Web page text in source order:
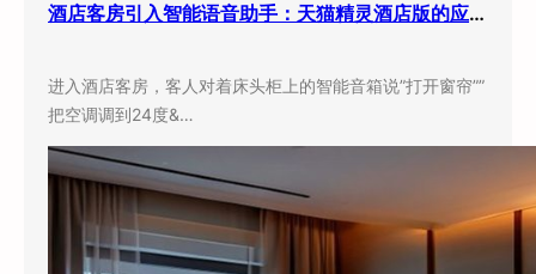
酒店客房引入智能语音助手：天猫精灵酒店版的应用现状与实际效果
进入酒店客房，客人对着床头柜上的智能音箱说”打开窗帘””
把空调调到24度&…